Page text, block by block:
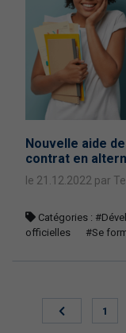
Nouvelle aide de
contrat en
le 21.12.2022 par
Catégories :
officielles
#Se
1